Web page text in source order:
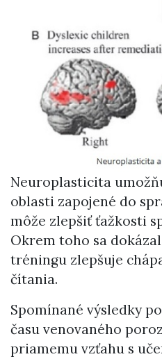
Neuroplasticita
oblasti zapojené do
môže zlepšiť ťažkosti
Okrem toho sa
tréningu zlepšuje
čítania.
Spomínané výsledky
času venovaného
priamemu vzťahu s